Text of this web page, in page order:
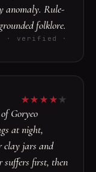
anomaly. Rule-
folklore.
· verified ·
★★ ★ ★★
Goryeo
at night,
clay jars and
suffers first, then